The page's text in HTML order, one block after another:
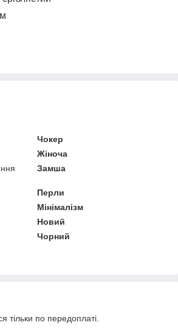
Чокер
Жіноча
Замша
Перли
Мінімалізм
Новий
Чорний
тільки по передоплаті.